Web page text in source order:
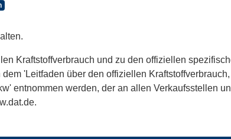
Kraftstoffverbrauch und zu den offiziellen
'Leitfaden über den offiziellen
entnommen werden, der an allen Verkaufsstellen